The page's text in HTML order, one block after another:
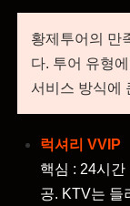
황제투어의 만
다. 투어 유형
서비스 방식에
럭셔리 VVIP
핵심 : 24시간
공. KTV는 들